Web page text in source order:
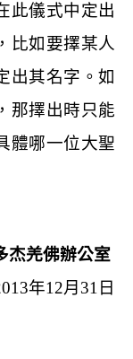
此儀式中定出
比如要擇某人
出其名字。如
那擇出時只能
體哪一位大聖
杰羌佛辦公室
年12月 31 日